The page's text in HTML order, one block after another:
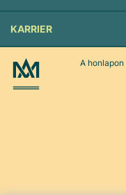
KARRIER
A